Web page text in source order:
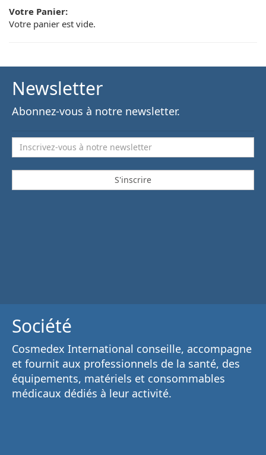
Votre Panier:
Votre panier est vide.
Newsletter
Abonnez-vous à notre newsletter.
Société
Cosmedex International conseille, accompagne
et fournit aux professionnels de la santé, des
équipements, matériels et consommables
médicaux dédiés à leur activité.